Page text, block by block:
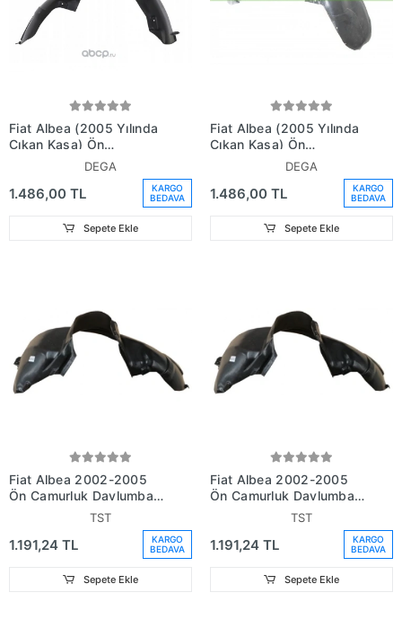
Fiat Albea (2005 Yılında
Çıkan Kasa) Ön
Çamurluk Davlumbazı
Sağ (Oem No: 51811197)
DEGA
1.486,00 TL
KARGO
BEDAVA
Sepete Ekle
Fiat Albea (2005 Yılında
Çıkan Kasa) Ön
Çamurluk Davlumbazı Sol
DEGA
1.486,00 TL
KARGO
BEDAVA
Sepete Ekle
Fiat Albea 2002-2005
Ön Çamurluk Davlumbazı
Sağ (Adet) (Oem
TST
1.191,24 TL
KARGO
BEDAVA
Sepete Ekle
Fiat Albea 2002-2005
Ön Çamurluk Davlumbazı
Sol (Adet) (Oem
TST
1.191,24 TL
KARGO
BEDAVA
Sepete Ekle